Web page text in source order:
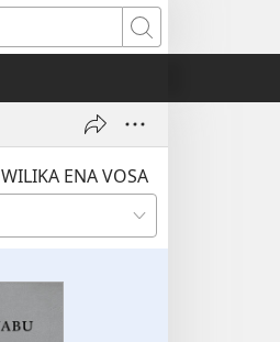
Vaqara
WILIKA ENA VOSA